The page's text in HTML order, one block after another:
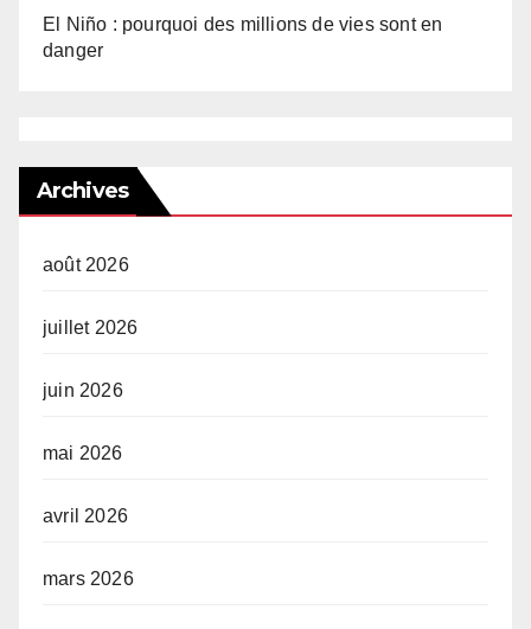
El Niño : pourquoi des millions de vies sont en
danger
Archives
août 2026
juillet 2026
juin 2026
mai 2026
avril 2026
mars 2026